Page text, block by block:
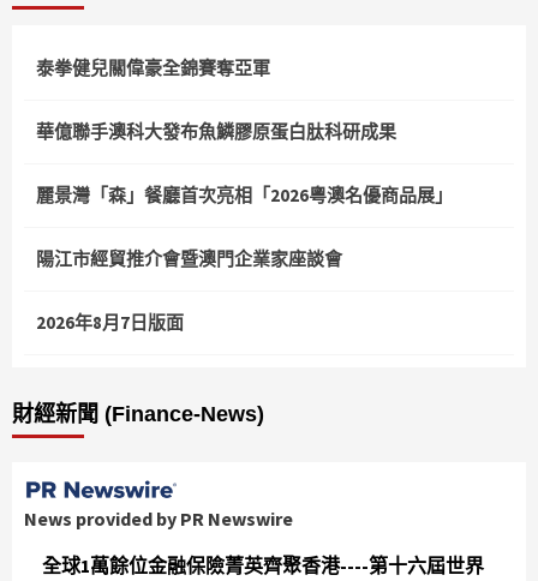
泰拳健兒關偉豪全錦賽奪亞軍
華億聯手澳科大發布魚鱗膠原蛋白肽科研成果
麗景灣「森」餐廳首次亮相「2026粵澳名優商品展」
陽江市經貿推介會暨澳門企業家座談會
2026年8月7日版面
財經新聞 (Finance-News)
News provided by PR Newswire
全球1萬餘位金融保險菁英齊聚香港----第十六屆世界